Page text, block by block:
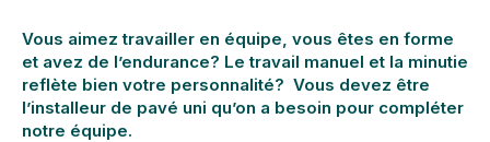
Vous aimez travailler en équipe, vous êtes en forme
et avez de l’endurance? Le travail manuel et la minutie
reflète bien votre personnalité? Vous devez être
l’installeur de pavé uni qu’on a besoin pour compléter
notre équipe.